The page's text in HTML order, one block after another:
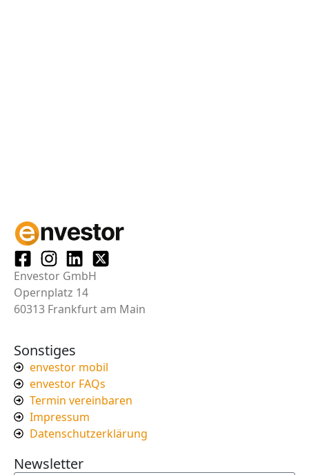
Envestor GmbH
Opernplatz 14
60313 Frankfurt am Main
Sonstiges
envestor mobil
envestor FAQs
Termin vereinbaren
Impressum
Datenschutzerklärung
Newsletter